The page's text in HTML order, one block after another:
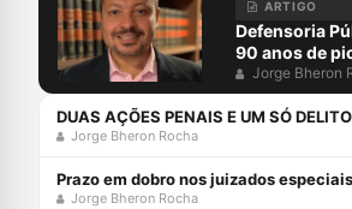
ARTIGO
Defensoria
90 anos de
assistência
Jorge Bheron
Jorge Bheron Rocha
Jorge Bheron Rocha